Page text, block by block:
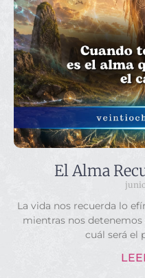
El Alma
La vida nos recuerda lo
mientras nos
cuál será el